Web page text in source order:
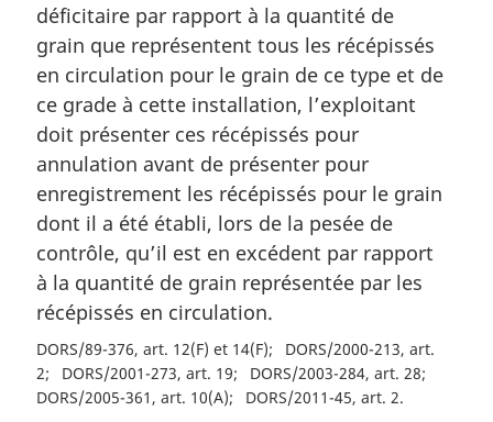
déficitaire par rapport à la quantité de
grain que représentent tous les récépissés
en circulation pour le grain de ce type et de
ce grade à cette installation, l’exploitant
doit présenter ces récépissés pour
annulation avant de présenter pour
enregistrement les récépissés pour le grain
dont il a été établi, lors de la pesée de
contrôle, qu’il est en excédent par rapport
à la quantité de grain représentée par les
récépissés en circulation.
DORS/89-376, art. 12(F) et 14(F)
DORS/2000-213, art.
2
DORS/2001-273, art. 19
DORS/2003-284, art. 28
DORS/2005-361, art. 10(A)
DORS/2011-45, art. 2